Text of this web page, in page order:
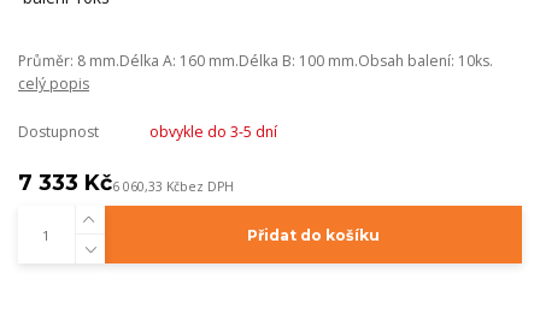
Průměr: 8 mm.Délka A: 160 mm.Délka B: 100 mm.Obsah balení: 10ks.
celý popis
Dostupnost obvykle do 3-5 dní
7 333 Kč6 060,33 Kčbez DPH
Přidat do košíku